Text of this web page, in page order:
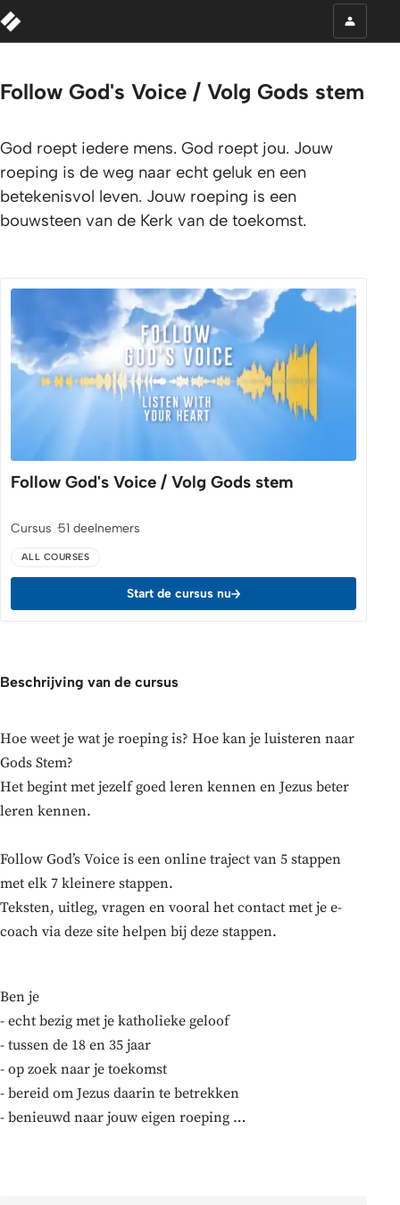
Follow God's Voice / Volg Gods stem
God roept iedere mens. God roept jou. Jouw
roeping is de weg naar echt geluk en een
betekenisvol leven. Jouw roeping is een
bouwsteen van de Kerk van de toekomst.
Follow God's Voice / Volg Gods stem
Cursus 51 deelnemers
ALL COURSES
Start de cursus nu
Beschrijving van de cursus
Hoe weet je wat je roeping is? Hoe kan je luisteren naar
Gods Stem?
Het begint met jezelf goed leren kennen en Jezus beter
leren kennen.
Follow God’s Voice is een online traject van 5 stappen
met elk 7 kleinere stappen.
Teksten, uitleg, vragen en vooral het contact met je e-
coach via deze site helpen bij deze stappen.
Ben je
- echt bezig met je katholieke geloof
- tussen de 18 en 35 jaar
- op zoek naar je toekomst
- bereid om Jezus daarin te betrekken
- benieuwd naar jouw eigen roeping …